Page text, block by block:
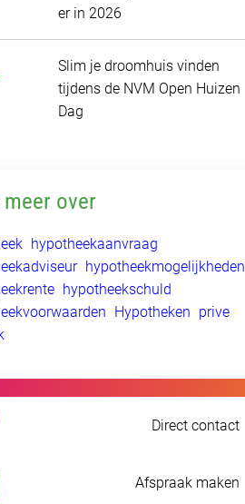
er in 2026
Slim je droomhuis vinden
tijdens de NVM Open Huizen
Dag
meer over
hypotheekaanvraag
hypotheekmogelijkheden
hypotheekschuld
Hypotheken prive
Direct contact
Afspraak maken